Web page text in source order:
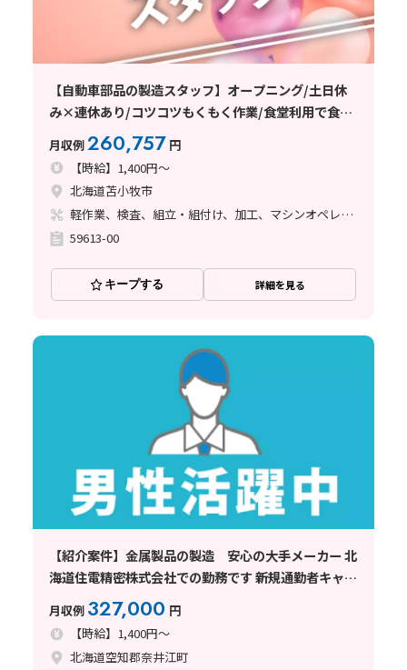
【自動車部品の製造スタッフ】オープニング/土日休
み×連休あり/コツコツもくもく作業/食堂利用で食事
補助あり
月収例260,757 円
【時給】1,400円～
北海道苫小牧市
軽作業、検査、組立・組付け、加工、マシンオペレーター、座り作業、立ち作業
59613-00
キープする 詳細を見る
【紹介案件】金属製品の製造 安心の大手メーカー 北
海道住電精密株式会社での勤務です 新規通勤者キャン
ペーン実施中
月収例 327,000 円
【時給】1,400円～
北海道空知郡奈井江町